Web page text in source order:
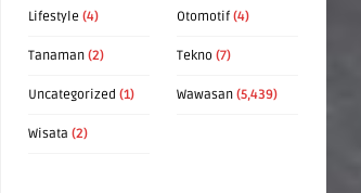
Lifestyle (4) Otomotif (4)
Tanaman (2) Tekno (7)
Uncategorized (1) Wawasan (5,439)
Wisata (2)